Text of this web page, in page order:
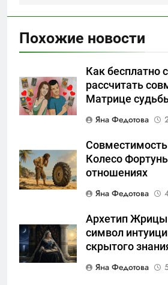
Похожие новости
Как бесплатно
рассчитать
Матрице
Яна Федотова
Совместимость
Колесо
отношениях
Яна Федотова
Архетип Жрицы
символ
скрытого
Яна Федотова